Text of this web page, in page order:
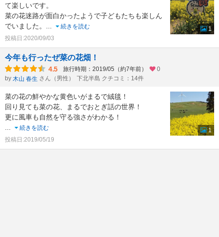
て楽しいです。
菜の花迷路が面白かったようで子どもたちも楽しん
でいました。 ...
続きを読む
投稿日:2020/09/03
1
今年も行ったぜ菜の花畑！
4.5 旅行時期：2019/05（約7年前）
0
by 木山 春生 さん（男性） 下北半島 クチコミ：14件
菜の花の鮮やかな黄色いがまるで絨毯！
回り見ても菜の花、まるでおとぎ話の世界！
更に風車も自然を守る強さがわかる！
...
続きを読む
投稿日:2019/05/19
1